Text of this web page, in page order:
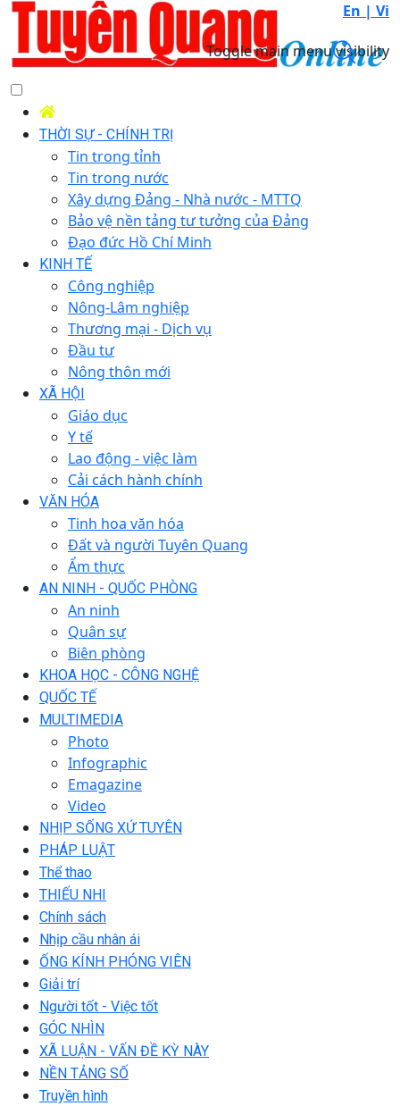
En | Vi
Toggle main menu visibility
THỜI SỰ - CHÍNH TRỊ
Tin trong tỉnh
Tin trong nước
Xây dựng Đảng - Nhà nước - MTTQ
Bảo vệ nền tảng tư tưởng của Đảng
Đạo đức Hồ Chí Minh
KINH TẾ
Công nghiệp
Nông-Lâm nghiệp
Thương mại - Dịch vụ
Đầu tư
Nông thôn mới
XÃ HỘI
Giáo dục
Y tế
Lao động - việc làm
Cải cách hành chính
VĂN HÓA
Tinh hoa văn hóa
Đất và người Tuyên Quang
Ẩm thực
AN NINH - QUỐC PHÒNG
An ninh
Quân sự
Biên phòng
KHOA HỌC - CÔNG NGHỆ
QUỐC TẾ
MULTIMEDIA
Photo
Infographic
Emagazine
Video
NHỊP SỐNG XỨ TUYÊN
PHÁP LUẬT
Thể thao
THIẾU NHI
Chính sách
Nhịp cầu nhân ái
ỐNG KÍNH PHÓNG VIÊN
Giải trí
Người tốt - Việc tốt
GÓC NHÌN
XÃ LUẬN - VẤN ĐỀ KỲ NÀY
NỀN TẢNG SỐ
Truyền hình